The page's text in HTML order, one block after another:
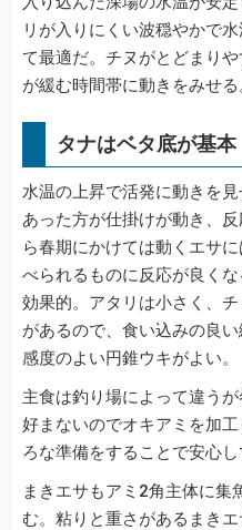
リが入りにくい波穏やかで
て最適だ。チヌがとどまり
が緩む時間帯に動きをみせる
タナはベタ底が基本
水温の上昇で活発に動きを
あった方が仕掛けが動き、
ら春期にかけては動くエサ
べられるものに反応が良く
効果的。アタリは小さく、
があるので、食い込みの良
感度のよい円錐ウキがよい。
主食は釣り場によって違う
好まないのでオキアミを加
ろな準備をすることで安心し
まきエサもアミ2角主体に集
む。粘りと重さがあるまき